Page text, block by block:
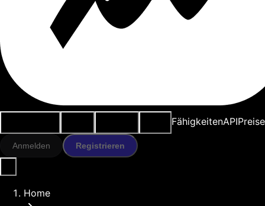
FähigkeitenAPIPreise
Anmelden Registrieren
Home